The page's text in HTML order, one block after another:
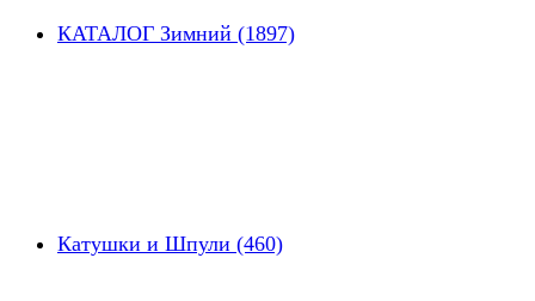
КАТАЛОГ Зимний (1897)
Катушки и Шпули (460)